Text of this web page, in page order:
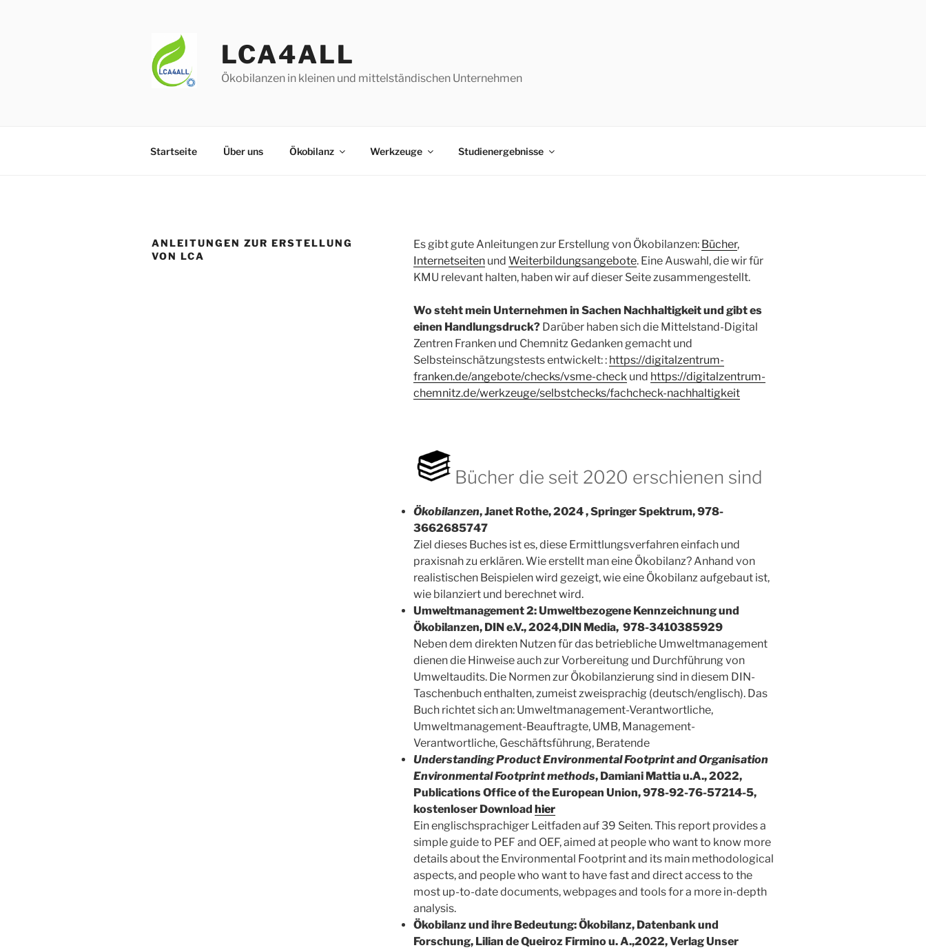
LCA4ALL
Ökobilanzen in kleinen und mittelständischen Unternehmen
Startseite Über uns Ökobilanz Werkzeuge Studienergebnisse
ANLEITUNGEN ZUR ERSTELLUNG
VON LCA
Es gibt gute Anleitungen zur Erstellung von Ökobilanzen: Bücher,
Internetseitenund Weiterbildungsangebote. Eine Auswahl, die wir für
KMU relevant halten, haben wir auf dieser Seite zusammengestellt.
Wo steht mein Unternehmen in Sachen Nachhaltigkeit und gibt es
einen Handlungsdruck? Darüber haben sich die Mittelstand-Digital
Zentren Franken und Chemnitz Gedanken gemacht und
Selbsteinschätzungstests entwickelt: : https://digitalzentrum-
franken.de/angebote/checks/vsme-checkund https://digitalzentrum-
chemnitz.de/werkzeuge/selbstchecks/fachcheck-nachhaltigkeit
Bücher die seit 2020 erschienen sind
Ökobilanzen, Janet Rothe, 2024 , Springer Spektrum,‎ 978-
3662685747
Ziel dieses Buches ist es, diese Ermittlungsverfahren einfach und
praxisnah zu erklären. Wie erstellt man eine Ökobilanz? Anhand von
realistischen Beispielen wird gezeigt, wie eine Ökobilanz aufgebaut ist,
wie bilanziert und berechnet wird.
Umweltmanagement 2: Umweltbezogene Kennzeichnung und
Ökobilanzen, DIN e.V., 2024,DIN Media, ‎ 978-3410385929
Neben dem direkten Nutzen für das betriebliche Umweltmanagement
dienen die Hinweise auch zur Vorbereitung und Durchführung von
Umweltaudits. Die Normen zur Ökobilanzierung sind in diesem DIN-
Taschenbuch enthalten, zumeist zweisprachig (deutsch/englisch). Das
Buch richtet sich an: Umweltmanagement-Verantwortliche,
Umweltmanagement-Beauftragte, UMB, Management-
Verantwortliche, Geschäftsführung, Beratende
Understanding Product Environmental Footprint and Organisation
Environmental Footprint methods, Damiani Mattia u.A., 2022,
Publications Office of the European Union, 978-92-76-57214-5,
kostenloser Download hier
Ein englischsprachiger Leitfaden auf 39 Seiten. This report provides a
simple guide to PEF and OEF, aimed at people who want to know more
details about the Environmental Footprint and its main methodological
aspects, and people who want to have fast and direct access to the
most up-to-date documents, webpages and tools for a more in-depth
analysis.
Ökobilanz und ihre Bedeutung: Ökobilanz, Datenbank und
Forschung, Lilian de Queiroz Firmino u. A.,2022, ‎Verlag Unser